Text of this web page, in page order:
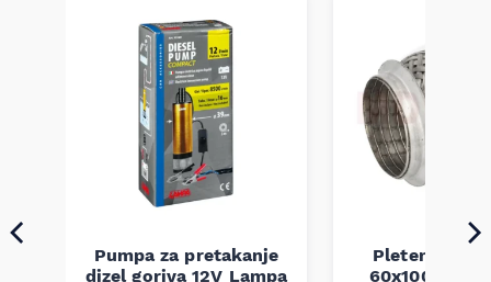
Pumpa za pretakanje
dizel goriva 12V Lampa
Pletenica
60x100